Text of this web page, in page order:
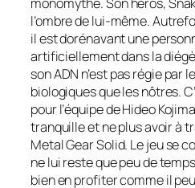
l’ombre de lui-même.
il est dorénavant une
artificiellement dans la
son ADN n’est pas régie par
biologiques que les nôtres.
pour l’équipe de Hideo
tranquille et ne plus avoir à
Metal Gear Solid. Le jeu se
ne lui reste que peu de
bien en profiter comme il